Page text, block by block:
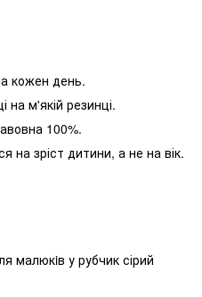
кожен день.
на м'якій резинці.
100%.
на зріст дитини, а не на вік.
малюкiв у рубчик сірий